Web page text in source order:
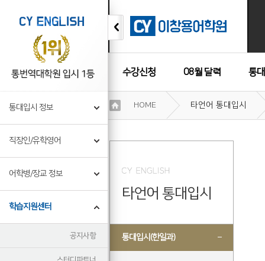
수강신청 08월 달력 통
수강후기
통대입시 정보
직장인/유학영어
어학병/장교 정보
학습지원센터
공지사항
기
정
HOME 타언어 통대입시
타언어 통대입시
통대입시(한일과)